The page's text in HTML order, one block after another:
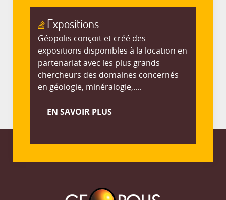
Expositions
Géopolis conçoit et créé des
expositions disponibles à la location en
partenariat avec les plus grands
chercheurs des domaines concernés
en géologie, minéralogie,....
EN SAVOIR PLUS